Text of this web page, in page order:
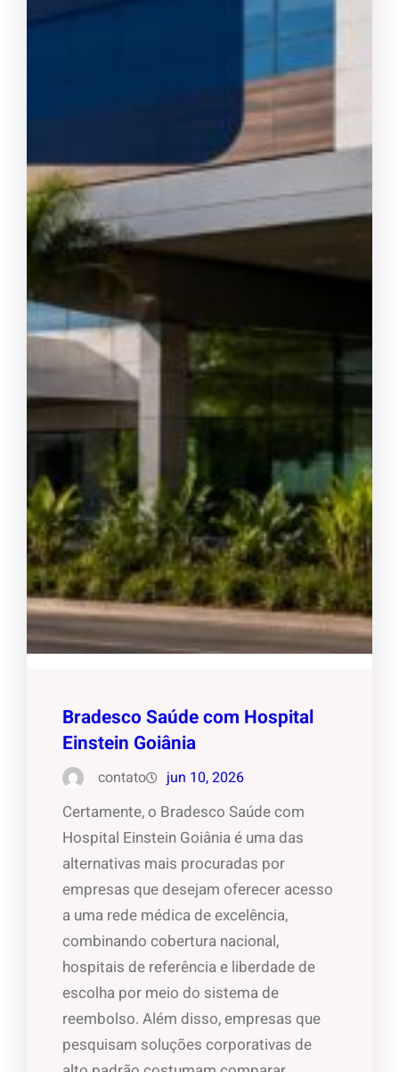
Bradesco Saúde com Hospital
Einstein Goiânia
contato jun 10, 2026
Certamente, o Bradesco Saúde com
Hospital Einstein Goiânia é uma das
alternativas mais procuradas por
empresas que desejam oferecer acesso
a uma rede médica de excelência,
combinando cobertura nacional,
hospitais de referência e liberdade de
escolha por meio do sistema de
reembolso. Além disso, empresas que
pesquisam soluções corporativas de